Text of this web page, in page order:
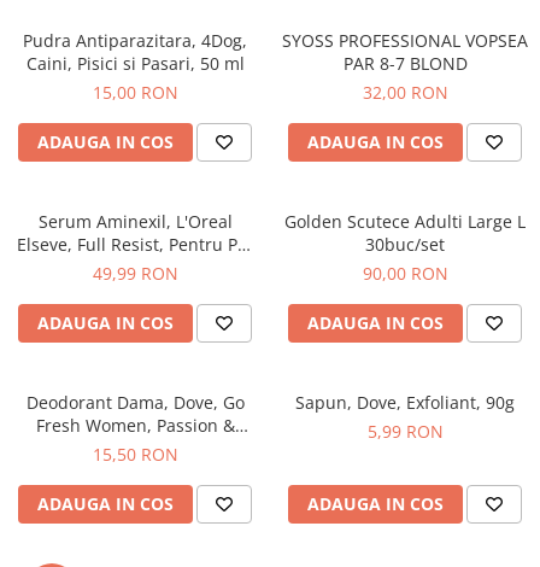
Solutie Pete
Detergent Vase
Diverse
Bidoane si canistre
Incubatoare
Lampi solare
Unelte
Hrana, Accesorii si Ingrijire Animale
Hrana Caini
Hrana Umeda
Hrana Uscata
Recompense
Pudra Antiparazitara, 4Dog,
Caini, Pisici si Pasari, 50 ml
15,00 RON
ADAUGA IN COS
SYOSS PROFESSIONAL VOPSEA
PAR 8-7 BLOND
32,00 RON
ADAUGA IN COS
Serum Aminexil, L'Oreal
Elseve, Full Resist, Pentru Par
cu Tendinta de Cadere, 100
49,99 RON
ADAUGA IN COS
Golden Scutece Adulti Large L
30buc/set
90,00 RON
ADAUGA IN COS
Deodorant Dama, Dove, Go
Fresh Women, Passion &
Lemongrass, Spray, 150 ml
15,50 RON
ADAUGA IN COS
Sapun, Dove, Exfoliant, 90g
5,99 RON
ADAUGA IN COS